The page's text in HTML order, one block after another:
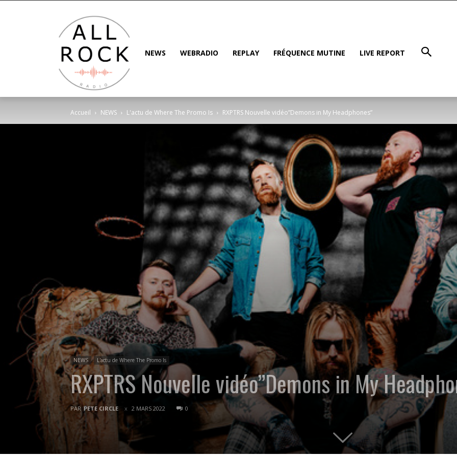
NEWS WEBRADIO REPLAY FRÉQUENCE MUTINE LIVE REPORT
Accueil NEWS L'actu de Where The Promo Is RXPTRS Nouvelle vidéo”Demons in My Headphones”
NEWS L'actu de Where The Promo Is
RXPTRS Nouvelle vidéo”Demons in My
PAR PETE CIRCLE 2 MARS 2022 0